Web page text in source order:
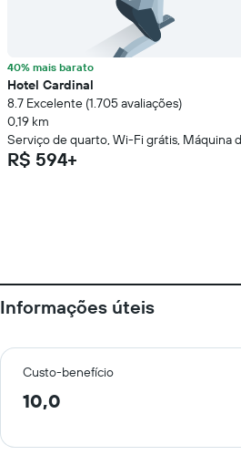
40% mais barato
Hotel Cardinal
8.7 Excelente (1.705 avaliações)
0,19 km
Serviço de quarto, Wi-Fi grátis, Máquina
R$ 594+
Informações úteis
Custo-benefício
10,0